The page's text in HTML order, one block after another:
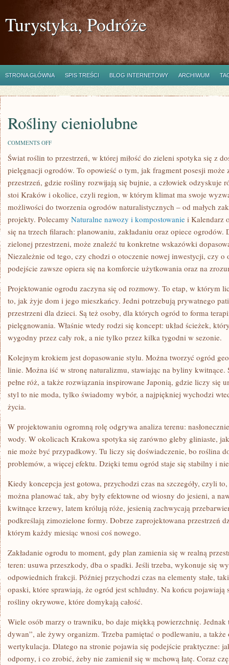
Turystyka, Podróże
STRONA GŁÓWNA SPIS TREŚCI BLOG INTERNETOWY ARCHIWUM
Rośliny cieniolubne
COMMENTS OFFON
CIENIOLUBNE
Świat roślin to przestrzeń, w której miłość do zieleni spotyka się z
pielęgnacji ogrodów. To opowieść o tym, jak fragment posesji może
przestrzeń, gdzie rośliny rozwijają się bujnie, a człowiek odzyskuje
stoi Kraków i okolice, czyli region, w którym klimat ma swoje
możliwości do tworzenia ogrodów naturalistycznych – od małych
projekty. Polecamy Naturalne nawozy i kompostowanie i Kalendarz
się na trzech filarach: planowaniu, zakładaniu oraz opiece
zielonej przestrzeni, może znaleźć tu konkretne wskazówki
Niezależnie od tego, czy chodzi o otoczenie nowej inwestycji, czy o
podejście zawsze opiera się na komforcie użytkowania oraz na
Projektowanie ogrodu zaczyna się od rozmowy. To etap, w którym
to, jak żyje dom i jego mieszkańcy. Jedni potrzebują prywatnego
przestrzeni dla dzieci. Są też osoby, dla których ogród to forma
pielęgnowania. Właśnie wtedy rodzi się koncept: układ ścieżek,
wygodny przez cały rok, a nie tylko przez kilka tygodni w sezonie.
Kolejnym krokiem jest dopasowanie stylu. Można tworzyć ogród
linie. Można iść w stronę naturalizmu, stawiając na byliny kwitnące.
pełne róż, a także rozwiązania inspirowane Japonią, gdzie liczy się
styl to nie moda, tylko świadomy wybór, a najpiękniej wychodzi
życia.
W projektowaniu ogromną rolę odgrywa analiza terenu:
wody. W okolicach Krakowa spotyka się zarówno gleby gliniaste,
nie może być przypadkowy. Tu liczy się doświadczenie, bo roślina
problemów, a więcej efektu. Dzięki temu ogród staje się stabilny i
Kiedy koncepcja jest gotowa, przychodzi czas na szczegóły, czyli
można planować tak, aby były efektowne od wiosny do jesieni, a
kwitnące krzewy, latem królują róże, jesienią zachwycają
podkreślają zimozielone formy. Dobrze zaprojektowana przestrzeń
którym każdy miesiąc wnosi coś nowego.
Zakładanie ogrodu to moment, gdy plan zamienia się w realną
teren: usuwa przeszkody, dba o spadki. Jeśli trzeba, wykonuje się
odpowiednich frakcji. Później przychodzi czas na elementy stałe,
opaski, które sprawiają, że ogród jest schludny. Na końcu pojawiają
rośliny okrywowe, które domykają całość.
Wiele osób marzy o trawniku, bo daje miękką powierzchnię.
dywan”, ale żywy organizm. Trzeba pamiętać o podlewaniu, a
wertykulacja. Dlatego na stronie pojawia się podejście praktyczne:
odporny, i co zrobić, żeby nie zamienił się w mchową łatę. Coraz